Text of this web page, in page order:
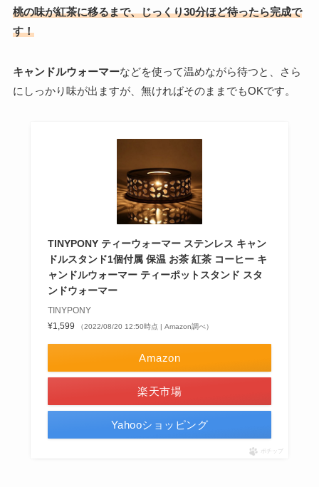
桃の味が紅茶に移るまで、じっくり30分ほど待ったら完成で
す！
キャンドルウォーマーなどを使って温めながら待つと、さら
にしっかり味が出ますが、無ければそのままでもOKです。
TINYPONY ティーウォーマー ステンレス キャン
ドルスタンド1個付属 保温 お茶 紅茶 コーヒー キ
ャンドルウォーマー ティーポットスタンド スタ
ンドウォーマー
TINYPONY
¥1,599
（2022/08/20 12:50時点 | Amazon調べ）
Amazon
楽天市場
Yahooショッピング
ポチップ